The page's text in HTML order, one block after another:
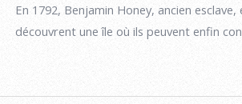
En 1792, Benjamin Honey, ancien
découvrent une île où ils peuvent enfin